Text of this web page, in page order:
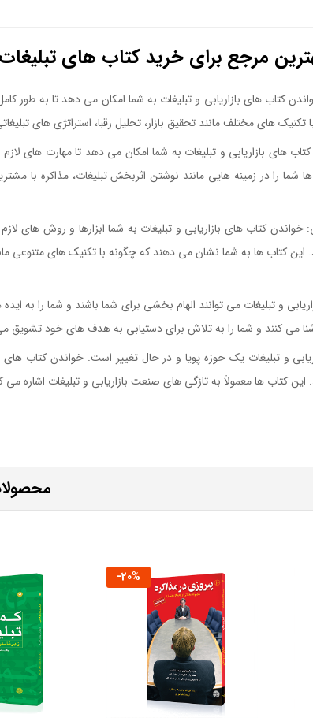
مرجع برای خرید کتاب های
کتاب های بازاریابی و تبلیغات به شما امکان می دهد تا به طور
تکنیک های مختلف مانند تحقیق بازار، تحلیل رقبا، استراتژی های
های بازاریابی و تبلیغات به شما امکان می دهد تا مهارت های لازم
را در زمینه هایی مانند نوشتن اثربخش تبلیغات، مذاکره با
کتاب های بازاریابی و تبلیغات به شما ابزارها و روش های
و تبلیغات می توانند الهام بخشی برای شما باشند و شما را به
آشنا می کنند و شما را به تلاش برای دستیابی به هدف های خود تشویق
و تبلیغات یک حوزه پویا و در حال تغییر است. خواندن کتاب
این کتاب ها معمولاً به تازگی های صنعت بازاریابی و تبلیغات اشاره
-20%